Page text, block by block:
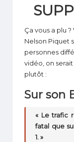
Ça vous a plu
Nelson Piquet
personnes
vidéo, on
plutôt :
Sur son
« Le trafic
fatal que
1. »